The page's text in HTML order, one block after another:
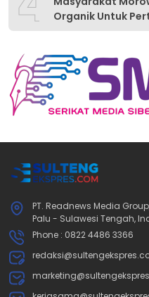
Organik Untuk
PT. Readnews Media
Palu - Sulawesi Tengah,
Phone : 0822 4486 3366